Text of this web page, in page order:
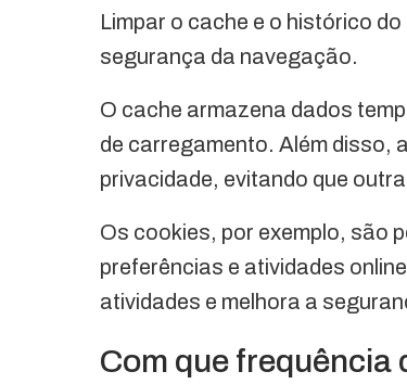
Limpar o cache e o histórico
segurança da navegação.
O cache armazena dados
de carregamento. Além disso,
privacidade, evitando que
Os cookies, por exemplo, são
preferências e atividades
atividades e melhora a
Com que frequência